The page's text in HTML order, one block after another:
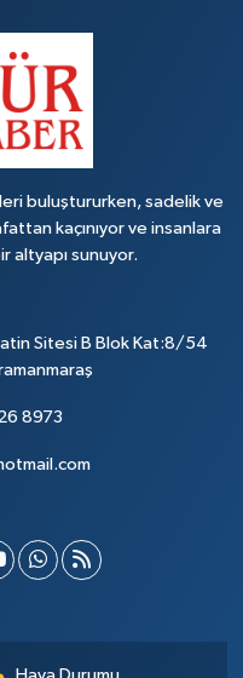
buluştururken, sadelik ve
kaçınıyor ve insanlara
altyapı sunuyor.
Sitesi B Blok Kat:8/54
8973